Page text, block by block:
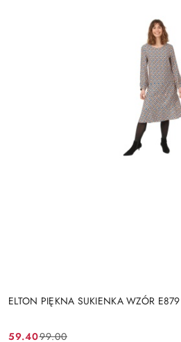
ELTON PIĘKNA SUKIENKA WZÓR E879
59.4099.00